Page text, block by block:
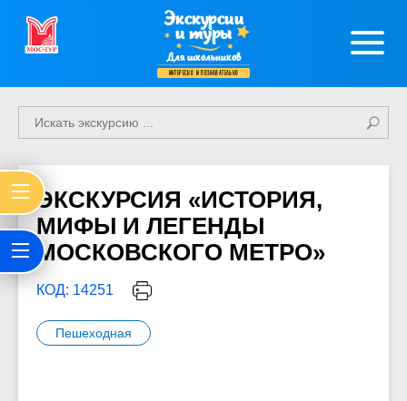
Экскурсии
и туры
Для школьников
интересно и познавательно
ЭКСКУРСИЯ «ИСТОРИЯ,
МИФЫ И ЛЕГЕНДЫ
МОСКОВСКОГО МЕТРО»
КОД: 14251
Пешеходная